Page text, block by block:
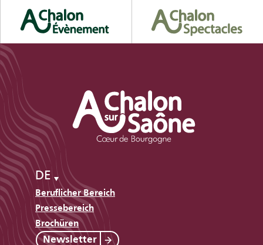
DE
Beruflicher Bereich
Pressebereich
Brochüren
Newsletter